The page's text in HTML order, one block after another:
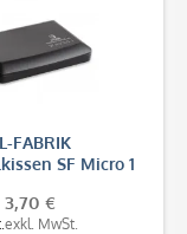
FABRIK
SF Micro 1
3,70 €
exkl. MwSt.